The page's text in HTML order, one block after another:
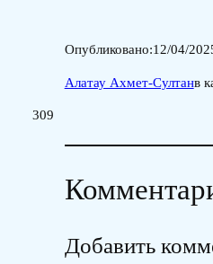
Опубликовано:12/04/
Алатау Ахмет-Султанв
309
Добавить